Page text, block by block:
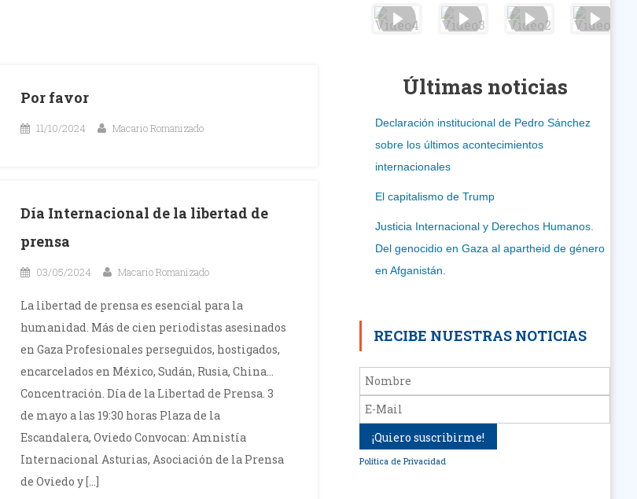
Por favor
11/10/2024 Macario Romanizado
Día Internacional de la libertad de
prensa
03/05/2024 Macario Romanizado
La libertad de prensa es esencial para la
humanidad. Más de cien periodistas asesinados
en Gaza Profesionales perseguidos, hostigados,
encarcelados en México, Sudán, Rusia, China…
Concentración. Día de la Libertad de Prensa. 3
de mayo a las 19:30 horas Plaza de la
Escandalera, Oviedo Convocan: Amnistía
Internacional Asturias, Asociación de la Prensa
de Oviedo y […]
Últimas noticias
Declaración institucional de Pedro Sánchez
sobre los últimos acontecimientos
internacionales
El capitalismo de Trump
Justicia Internacional y Derechos Humanos.
Del genocidio en Gaza al apartheid de género
en Afganistán.
RECIBE NUESTRAS NOTICIAS
Política de Privacidad